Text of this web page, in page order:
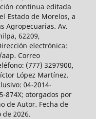
continua editada
Estado de Morelos, a
Agropecuarias. Av.
62209,
electrónica:
Correo
(777) 3297900,
López Martínez.
04-2014-
874X; otorgados por
de Autor. Fecha de
2026.